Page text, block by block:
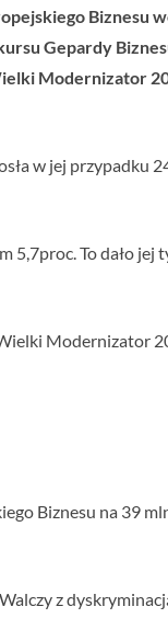
Biznesu
Gepardy
Modernizator
w jej przypadku
To dało jej
Modernizator
Biznesu na 39
z